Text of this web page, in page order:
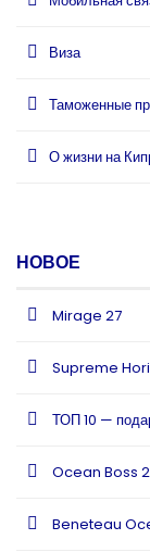
Виза
Таможенные
О жизни на
НОВОЕ
Mirage 27
Supreme
ТОП 10 —
Ocean Boss
Beneteau